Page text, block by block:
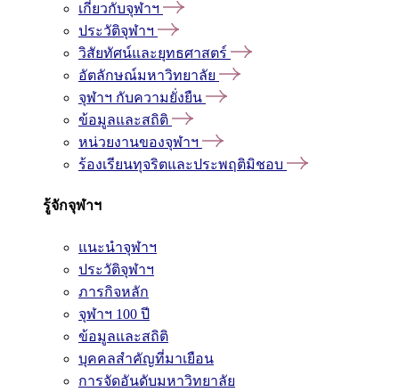
เกี่ยวกับจุฬาฯ
ประวัติจุฬาฯ
วิสัยทัศน์และยุทธศาสตร์
อัตลักษณ์มหาวิทยาลัย
จุฬาฯ กับความยั่งยืน
ข้อมูลและสถิติ
หน่วยงานของจุฬาฯ
ร้องเรียนทุจริตและประพฤติมิชอบ
รู้จักจุฬาฯ
แนะนำจุฬาฯ
ประวัติจุฬาฯ
ภารกิจหลัก
จุฬาฯ 100 ปี
ข้อมูลและสถิติ
บุคคลสำคัญที่มาเยือน
การจัดอันดับมหาวิทยาลัย